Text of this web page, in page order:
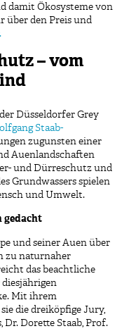
damit Ökosysteme von
über den Preis und
– vom
Düsseldorfer Grey
Staab-
zugunsten einer
Auenlandschaften
und Dürreschutz und
Grundwassers spielen
und Umwelt.
gedacht
und seiner Auen über
zu naturnaher
das beachtliche
Mit ihrem
die dreiköpfige Jury,
Dr. Dorette Staab, Prof.